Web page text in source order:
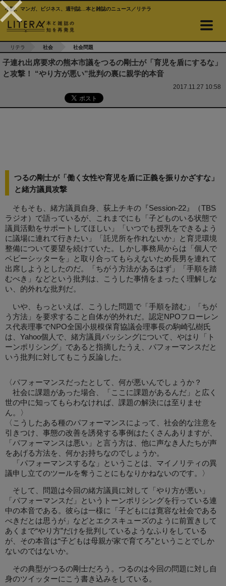
小説、マンガ、ビジネス、週刊誌…本と雑誌のニュース／リテラ
リテラ 社会 社会問題
子連れ出席要求の熊本市議をつるの剛士が「育児を盾にするな」
と攻撃！ “やり方が悪い”批判の裏に親学的本音
2017.11.27 10:58
つるの剛士が「働く女性や育児を盾に正義を振りかざすな」
と緒方議員攻撃
そもそも、緒方議員自身、荻上チキの『Session-22』（TBS
ラジオ）で語っているが、これまでにも「子どものいる状態で
議員活動をサポートしてほしい」「いつでも授乳をできるよう
に議場に連れて行きたい」「託児所を作れないか」と育児環境
整備について要望を続けていた。しかし事務局からは「個人で
ベビーシッターを」と取り合ってもらえないため長男を連れて
出席しようとしたのだ。「ちがう方法があるはず」「手順を踏
むべき」などという批判は、こうした事情をまったく理解しな
い、的外れな批判だ。
いや、もっといえば、こうした問題で「手順を踏む」「ちが
う方法」を要求すること自体が的外れだ。認定NPOフローレン
ス代表理事でNPO全国小規模保育協議会理事長の駒崎弘樹氏
は、Yahoo個人で、緒方議員バッシングについて、やはり「ト
ーンポリシング」であると指摘したうえ、パフォーマンスだと
いう批判に対してもこう反論した。
〈パフォーマンスだったとして、何が悪いんでしょうか？
社会に課題があった場合、「ここに課題があるんだ」と広く
世の中に知ってもらわなければ、課題の解決には至りませ
ん。〉
〈こうしたある種のパフォーマンスによって、社会的な注意を
引きつけ、事態の改善を誘発する事例はたくさんありますが、
「パフォーマンスは悪い」と言う方は、他に声なき人たちが声
をあげる方法を、何かお持ちなのでしょうか。
「パフォーマンスするな」ということは、マイノリティの異
議申し立てのツールを奪うことにもなりかねないのです。〉
そして、問題は今回の緒方議員に対して「やり方が悪い」
「パフォーマンスだ」というトーンポリシングを行っている連
中の本音である。彼らは一様に「子どもには寛容な社会である
べきだとは思うが」などとエクスキューズのように前置きして
あくまで“やり方”だけを批判しているようなふりをしている
が、その本音は“子どもは母親が家で育てろ”ということでしか
ないのではないか。
その典型がつるの剛士だろう。つるのは今回の問題に対し自
身のツイッターにこう書き込みをしている。